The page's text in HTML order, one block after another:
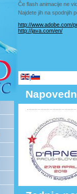
Če flash animacije ne
Najdete jih na spodnjih
http://www.adobe.com/
http://java.com/en/
|